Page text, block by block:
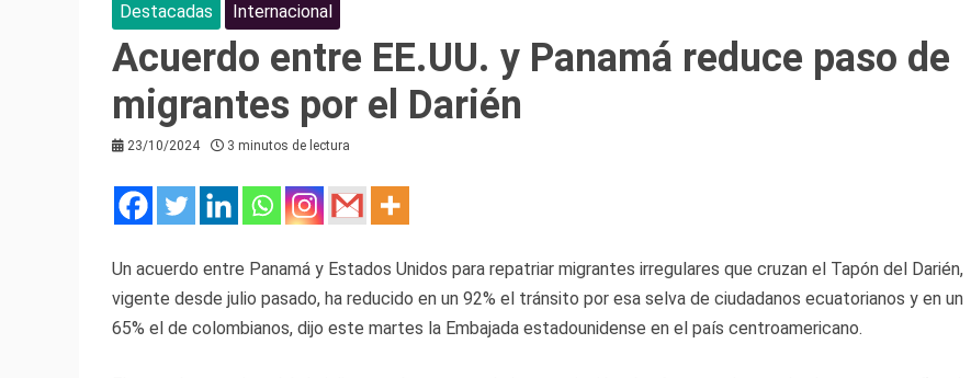
Destacadas Internacional
Acuerdo entre EE.UU. y Panamá reduce paso de
migrantes por el Darién
23/10/2024 3 minutos de lectura
Un acuerdo entre Panamá y Estados Unidos para repatriar migrantes irregulares que cruzan el Tapón del Darién,
vigente desde julio pasado, ha reducido en un 92% el tránsito por esa selva de ciudadanos ecuatorianos y en un
65% el de colombianos, dijo este martes la Embajada estadounidense en el país centroamericano.